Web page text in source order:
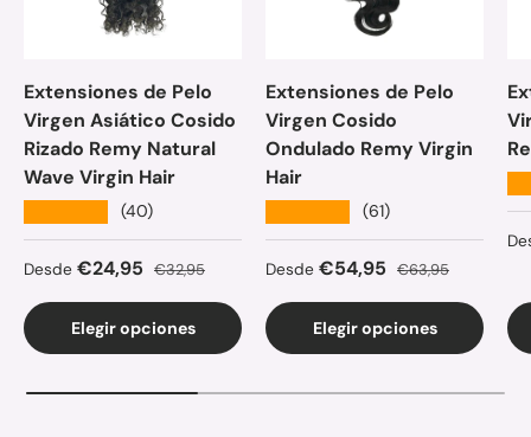
Extensiones de Pelo
Virgen Asiático Cosido
Rizado Remy Natural
Wave Virgin Hair
(40)
Precio de venta
Desde €24,95 Precio normal
€32,95
Elegir opciones
Extensiones de Pelo
Virgen Cosido
Ondulado Remy Virgin
Hair
(61)
Precio de venta
Desde €54,95 Precio normal
€63,95
Elegir opciones